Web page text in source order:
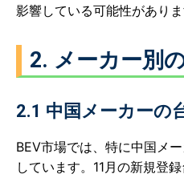
影響している可能性がありま
2. メーカー別
2.1 中国メーカーの
BEV市場では、特に中国メ
しています。11月の新規登